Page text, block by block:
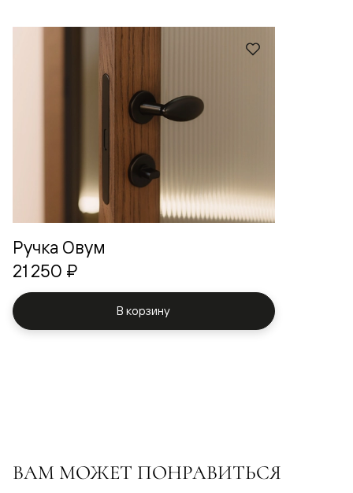
Ручка Овум
21 250 ₽
В корзину
ВАМ МОЖЕТ ПОНРАВИТЬСЯ